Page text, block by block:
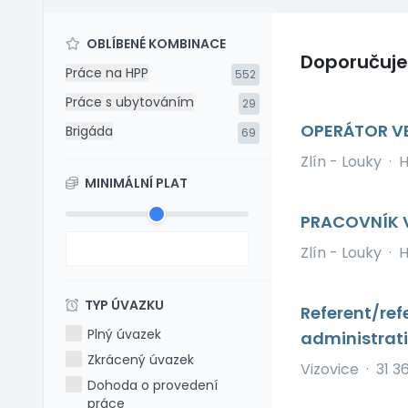
OBLÍBENÉ KOMBINACE
Práce na HPP
552
Práce s ubytováním 29
Brigáda 69
MINIMÁLNÍ PLAT
TYP ÚVAZKU
Plný úvazek
Zkrácený úvazek
Dohoda o provedení
práce
OPERÁTOR
Zlín - Louky ·
PRACOVNÍK
Zlín - Louky ·
Referent/
Vizovice · 31